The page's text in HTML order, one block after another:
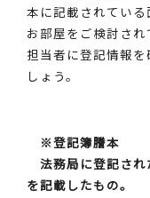
本に記載されてい
お部屋をご検討され
担当者に登記情報
しょう。
※登記簿謄本
法務局に登記され
を記載したもの。